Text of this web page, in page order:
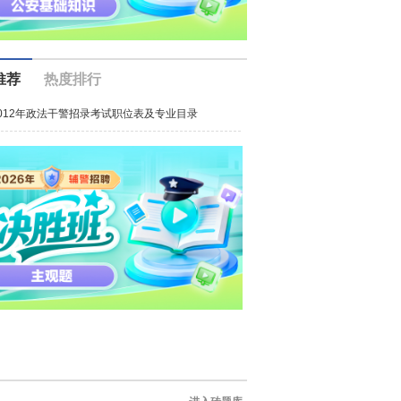
荐 热度排行
年政法干警招录考试职位表及专业目录